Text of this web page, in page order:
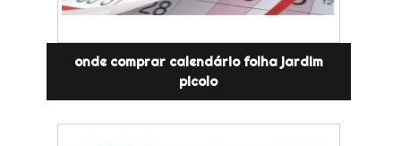
onde comprar calendário folha jardim
picolo